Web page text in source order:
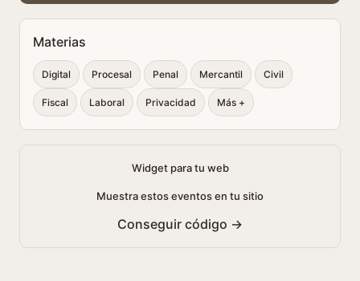
Materias
Digital Procesal Penal Mercantil Civil
Fiscal Laboral Privacidad Más +
Widget para tu web
Muestra estos eventos en tu sitio
Conseguir código →